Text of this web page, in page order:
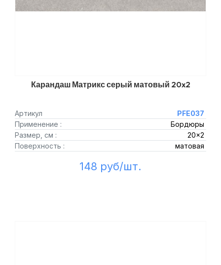
Карандаш Матрикс серый матовый 20x2
Артикул
PFE037
Применение :
Бордюры
Размер, см :
20x2
Поверхность :
матовая
148 руб/шт.